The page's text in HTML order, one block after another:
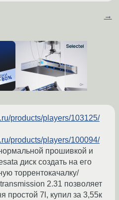
→
products/players/103125/
products/players/100094/
прошивкой и
диск создать на его
торрентокачалку/
2.31 позволяет
простой 7l, купил за 3,55к